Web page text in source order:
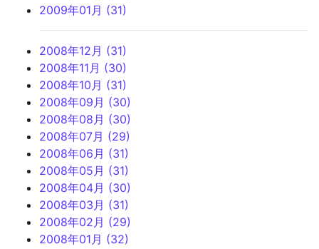
2009年01月 (31)
2008年12月 (31)
2008年11月 (30)
2008年10月 (31)
2008年09月 (30)
2008年08月 (30)
2008年07月 (29)
2008年06月 (31)
2008年05月 (31)
2008年04月 (30)
2008年03月 (31)
2008年02月 (29)
2008年01月 (32)